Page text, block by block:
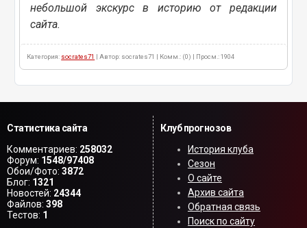
небольшой экскурс в историю от редакции
сайта.
Категория: socrates71 | Автор: socrates71 | Комм.: (0) | Просм.: 1904
Статистика сайта
Комментариев: 258032
Форум: 1548/97408
Обои/Фото: 3872
Блог: 1321
Новостей: 24344
Файлов: 398
Тестов: 1
Клуб прогнозов
История клуба
Сезон
О сайте
Архив сайта
Обратная связь
Поиск по сайту